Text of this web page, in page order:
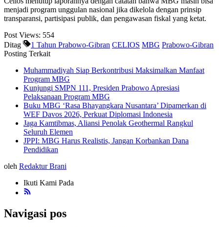
menjadi program unggulan nasional jika dikelola dengan prinsip
transparansi, partisipasi publik, dan pengawasan fiskal yang ketat.
Post Views: 554
Ditag
1 Tahun Prabowo-Gibran CELIOS MBG Prabowo-Gibran
Posting Terkait
Muhammadiyah Siap Berkontribusi Maksimalkan Manfaat
Program MBG
Kunjungi SMPN 111, Presiden Prabowo Apresiasi
Pelaksanaan Program MBG
Buku MBG ‘Rasa Bhayangkara Nusantara’ Dipamerkan di
WEF Davos 2026, Perkuat Diplomasi Indonesia
Jaga Kamtibmas, Aliansi Penolak Geothermal Rangkul
Seluruh Elemen
JPPI: MBG Harus Realistis, Jangan Korbankan Dana
Pendidikan
oleh Redaktur Brani
Ikuti Kami Pada
Navigasi pos